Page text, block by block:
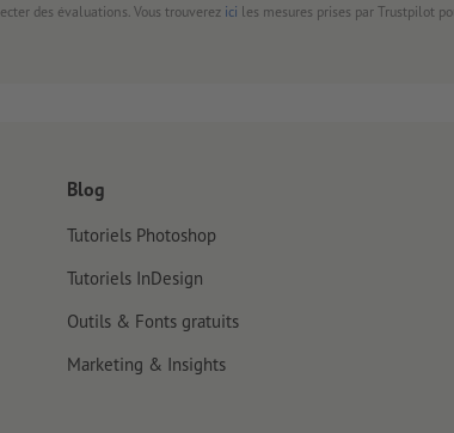
des évaluations. Vous trouverez ici les mesures prises par Trustpilot
Blog
Tutoriels Photoshop
Tutoriels InDesign
Outils & Fonts gratuits
Marketing & Insights